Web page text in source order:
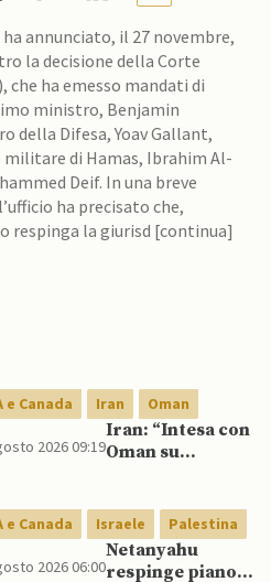
annunciato, il 27 novembre,
la decisione della Corte
che ha emesso mandati di
ministro, Benjamin
della Difesa, Yoav Gallant,
di Hamas, Ibrahim Al-
Deif. In una breve
ha precisato che,
respinga la giurisd [continua]
e Canada Iran Oman
2026 09:19
Iran: “Intesa con
Oman su
condizioni per
USA”
e Canada Israele Palestina
2026 06:00
Netanyahu
respinge piano